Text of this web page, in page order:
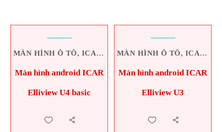
MÀN HÌNH Ô TÔ, ICAR , PHỤ KIỆN Ô TÔ QUẢNG BÌNH
Màn hình android ICAR
Elliview U4 basic
MÀN HÌNH Ô TÔ, ICAR ,
Màn hình android ICAR
Elliview U3